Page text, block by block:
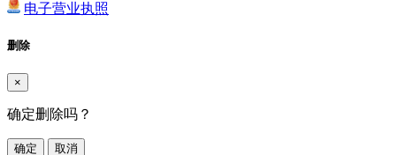
电子营业执照
删除
×
确定删除吗？
确定 取消